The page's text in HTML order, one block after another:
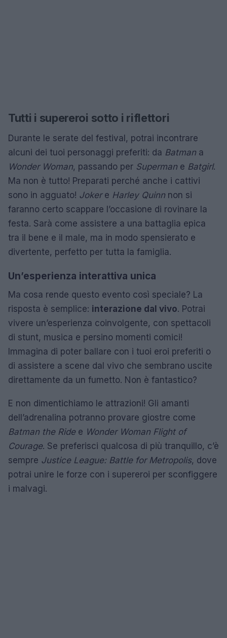
Tutti i supereroi sotto i riflettori
Durante le serate del festival, potrai incontrare
alcuni dei tuoi personaggi preferiti: da Batman a
Wonder Woman, passando per Superman e Batgirl.
Ma non è tutto! Preparati perché anche i cattivi
sono in agguato! Jokere Harley Quinn non si
faranno certo scappare l’occasione di rovinare la
festa. Sarà come assistere a una battaglia epica
tra il bene e il male, ma in modo spensierato e
divertente, perfetto per tutta la famiglia.
Un’esperienza interattiva unica
Ma cosa rende questo evento così speciale? La
risposta è semplice: interazione dal vivo. Potrai
vivere un’esperienza coinvolgente, con spettacoli
di stunt, musica e persino momenti comici!
Immagina di poter ballare con i tuoi eroi preferiti o
di assistere a scene dal vivo che sembrano uscite
direttamente da un fumetto. Non è fantastico?
E non dimentichiamo le attrazioni! Gli amanti
dell’adrenalina potranno provare giostre come
Batman the Ridee Wonder Woman Flight of
Courage. Se preferisci qualcosa di più tranquillo, c’è
sempre Justice League: Battle for Metropolis, dove
potrai unire le forze con i supereroi per sconfiggere
i malvagi.